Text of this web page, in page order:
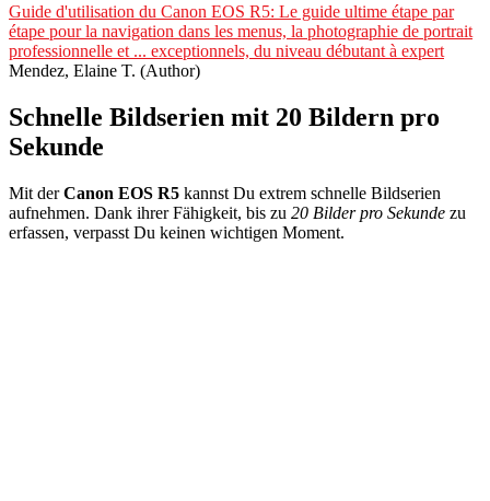
Guide d'utilisation du Canon EOS R5: Le guide ultime étape par
étape pour la navigation dans les menus, la photographie de portrait
professionnelle et ... exceptionnels, du niveau débutant à expert
Mendez, Elaine T. (Author)
Schnelle Bildserien mit 20 Bildern pro
Sekunde
Mit derCanon EOS R5 kannst Du extrem schnelle Bildserien
aufnehmen. Dank ihrer Fähigkeit, bis zu 20 Bilder pro Sekunde zu
erfassen, verpasst Du keinen wichtigen Moment.